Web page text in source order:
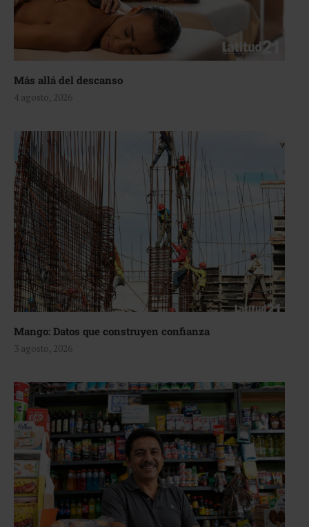
Más allá del descanso
4 agosto, 2026
Mango: Datos que construyen confianza
3 agosto, 2026